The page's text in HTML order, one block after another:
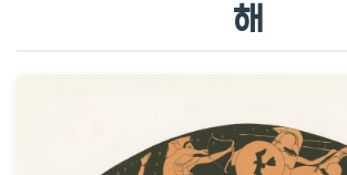
해